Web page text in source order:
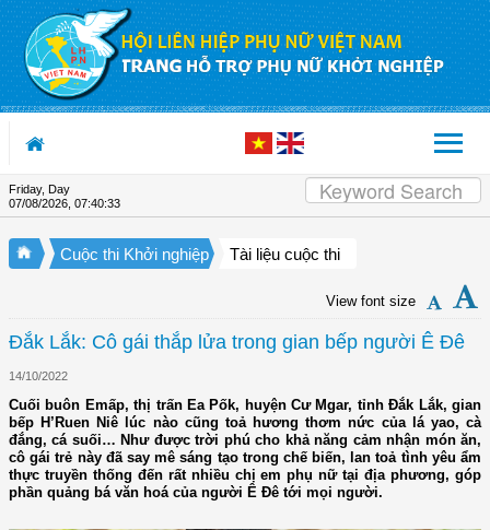
Skip to Content
Friday, Day
07/08/2026 07:40:34
Cuộc thi Khởi nghiệp Tài liệu cuộc thi
View font size
Đắk Lắk: Cô gái thắp lửa trong gian bếp người Ê Đê
14/10/2022
Cuối buôn Emấp, thị trấn Ea Pốk, huyện Cư Mgar, tỉnh Đắk Lắk, gian
bếp H’Ruen Niê lúc nào cũng toả hương thơm nức của lá yao, cà
đắng, cá suối… Như được trời phú cho khả năng cảm nhận món ăn,
cô gái trẻ này đã say mê sáng tạo trong chế biến, lan toả tình yêu ẩm
thực truyền thống đến rất nhiều chị em phụ nữ tại địa phương, góp
phần quảng bá văn hoá của người Ê Đê tới mọi người.